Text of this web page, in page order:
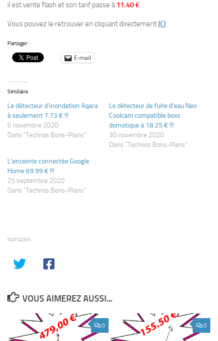
il est vente flash et son tarif passe à11.40 €.
Vous pouvez le retrouver en cliquant directement ICI
Partager :
E-mail
Similaire
Le détecteur d’inondation Aqara
à seulement 7.73 € !!!
6 novembre 2020
Dans "Technos Bons-Plans"
Le détecteur de fuite d’eau Neo
Coolcam compatible boxs
domotique à 18.25 € !!!
30 novembre 2020
Dans "Technos Bons-Plans"
L’enceinte connectée Google
Home 69.99 € !!!
25 septembre 2020
Dans "Technos Bons-Plans"
PARTAGER
VOUS AIMEREZ AUSSI...
0 0